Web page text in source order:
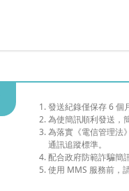
發送紀錄僅保存 6 個
為使簡訊順利發送，
為落實《電信管理法
通訊追蹤標準。
配合政府防範詐騙簡
使用 MMS 服務前，